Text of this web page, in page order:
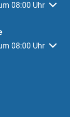
08:00 Uhr
08:00 Uhr